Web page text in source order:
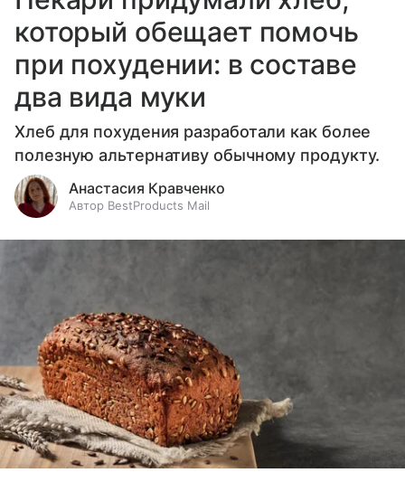
который обещает помочь
при похудении: в составе
два вида муки
Хлеб для похудения разработали как более
полезную альтернативу обычному продукту.
Анастасия Кравченко
Автор BestProducts Mail